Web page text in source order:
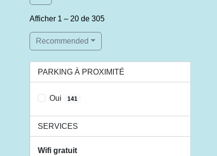
Afficher 1 – 20 de 305
Recommended
PARKING À PROXIMITÉ
Oui 141
SERVICES
Wifi gratuit